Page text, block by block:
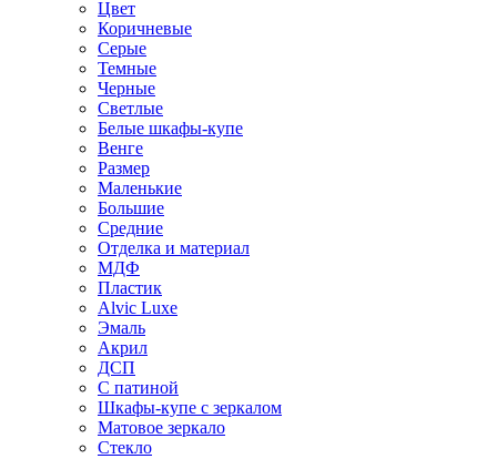
Цвет
Коричневые
Серые
Темные
Черные
Светлые
Белые шкафы-купе
Венге
Размер
Маленькие
Большие
Средние
Отделка и материал
МДФ
Пластик
Alvic Luxe
Эмаль
Акрил
ДСП
С патиной
Шкафы-купе с зеркалом
Матовое зеркало
Стекло